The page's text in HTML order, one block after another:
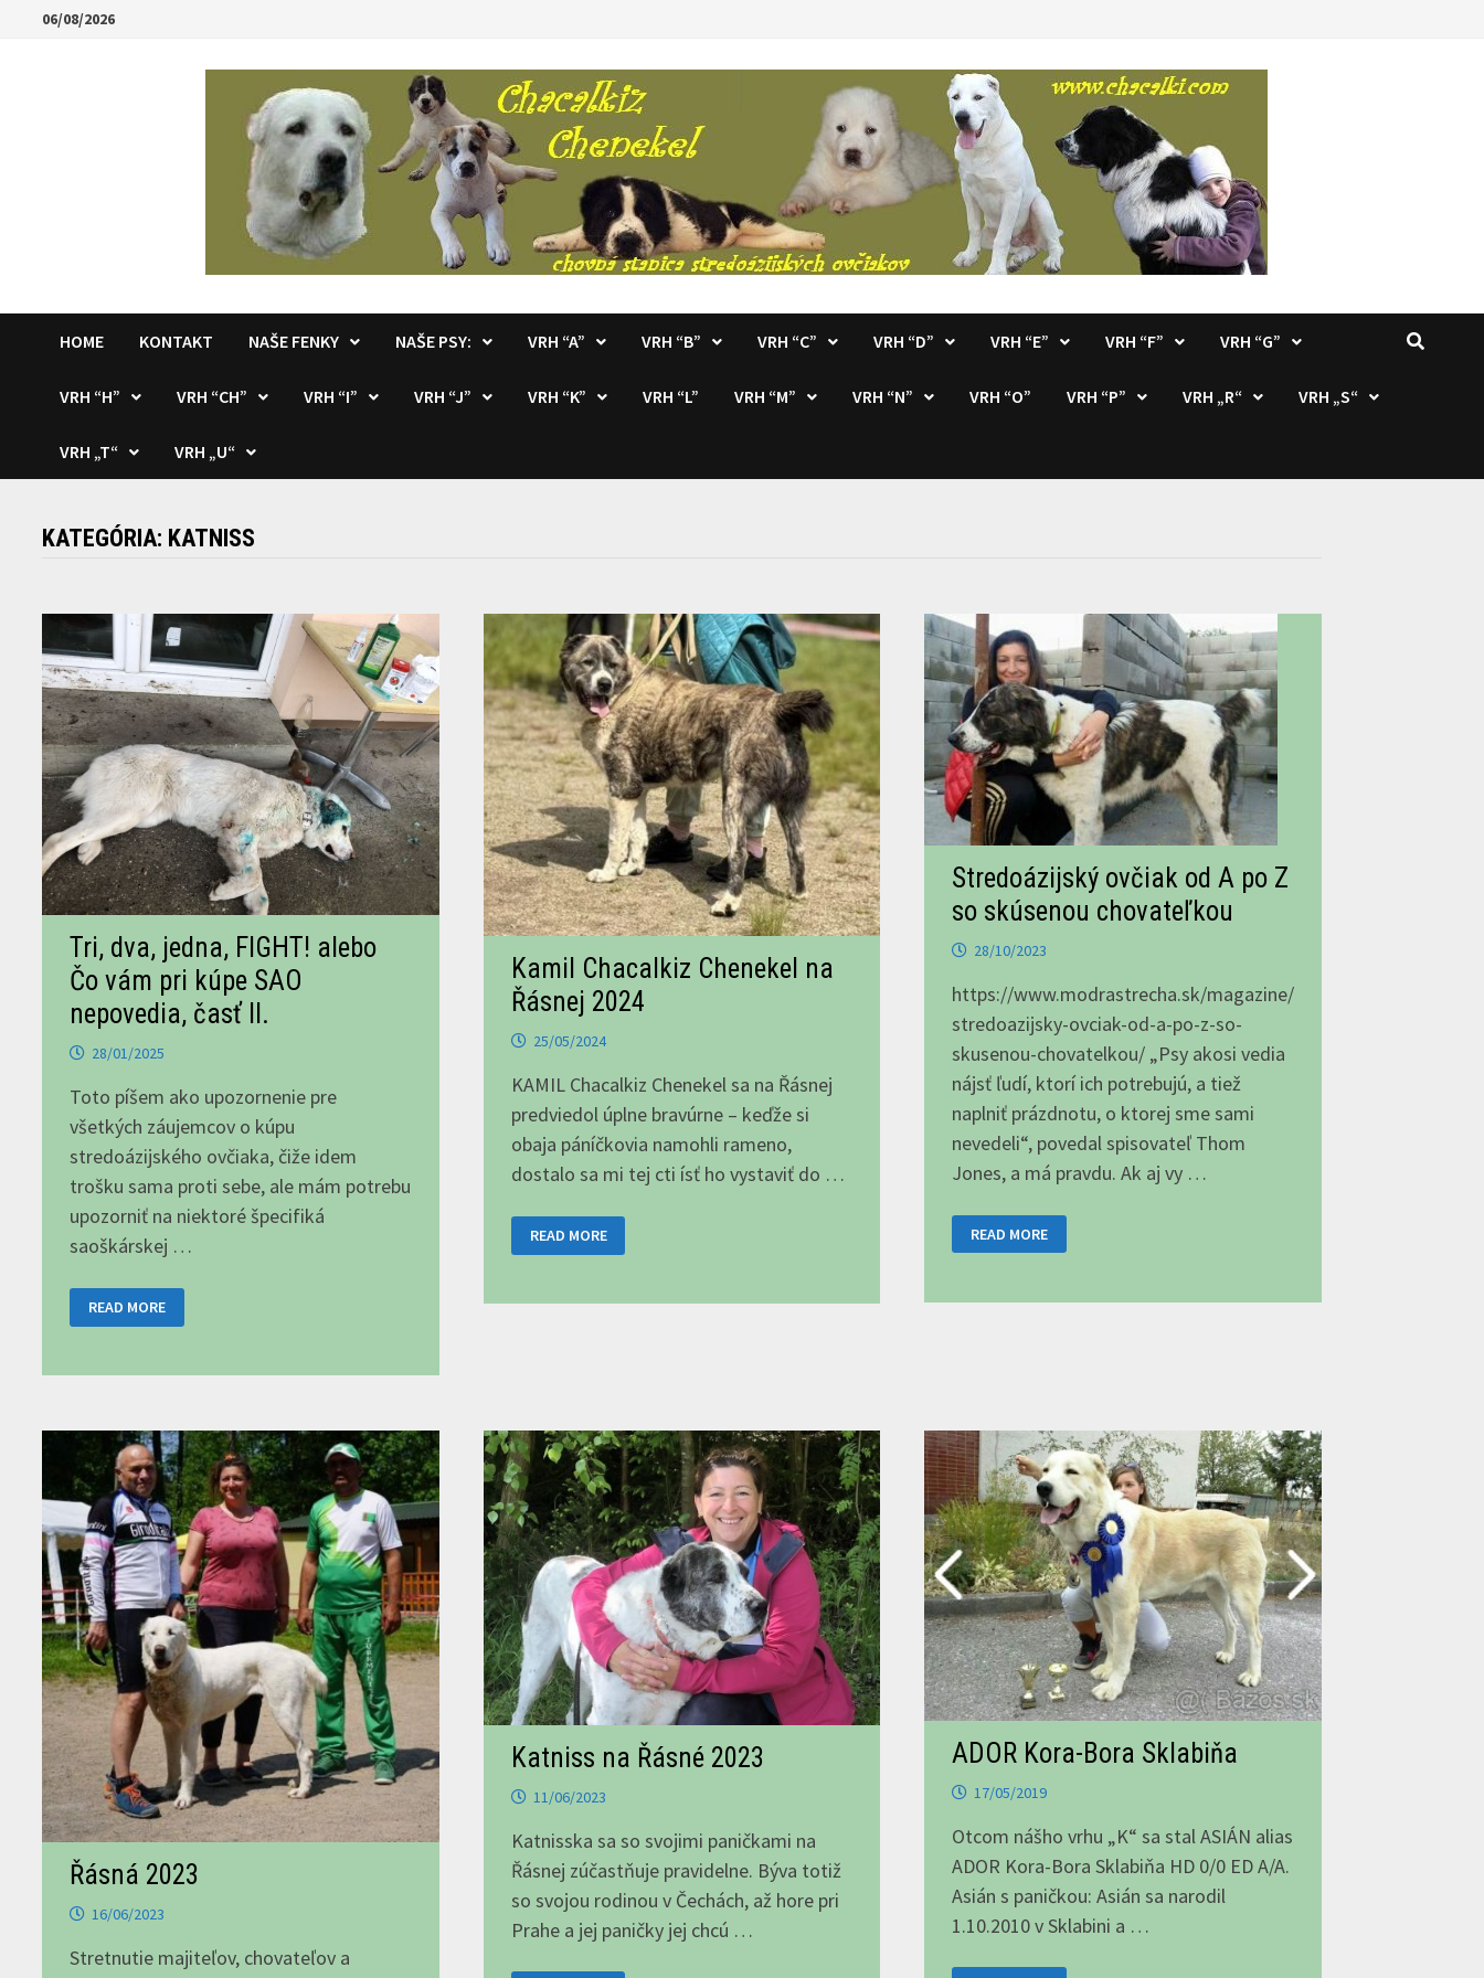
06/08/2026
HOME KONTAKT NAŠE FENKY NAŠE PSY: VRH “A” VRH “B” VRH “C” VRH “D” VRH “E” VRH “F” VRH “G”
VRH “H” VRH “CH” VRH “I” VRH “J” VRH “K” VRH “L” VRH “M” VRH “N” VRH “O” VRH “P” VRH „R“ VRH „S“
VRH „T“ VRH „U“
KATEGÓRIA: KATNISS
Tri, dva, jedna, FIGHT! alebo
Čo vám pri kúpe SAO
nepovedia, časť II.
28/01/2025
Toto píšem ako upozornenie pre
všetkých záujemcov o kúpu
stredoázijského ovčiaka, čiže idem
trošku sama proti sebe, ale mám potrebu
upozorniť na niektoré špecifiká
saoškárskej …
DVA,
JEDNA,
ČO
SAO
NEPOVEDIA,
ČASŤ
II.
READ MORE
Kamil Chacalkiz Chenekel na
Řásnej 2024
25/05/2024
KAMIL Chacalkiz Chenekel sa na Řásnej
predviedol úplne bravúrne – keďže si
obaja páníčkovia namohli rameno,
dostalo sa mi tej cti ísť ho vystaviť do …
CHACALKIZ
CHENEKEL
2024
READ MORE
Stredoázijský ovčiak od A po Z
so skúsenou chovateľkou
28/10/2023
https://www.modrastrecha.sk/magazine/
stredoazijsky-ovciak-od-a-po-z-so-
skusenou-chovatelkou/ „Psy akosi vedia
nájsť ľudí, ktorí ich potrebujú, a tiež
naplniť prázdnotu, o ktorej sme sami
nevedeli“, povedal spisovateľ Thom
Jones, a má pravdu. Ak aj vy …
STREDOÁZIJSKÝ
OVČIAK
OD
Z
READ MORE
Řásná 2023
16/06/2023
Stretnutie majiteľov, chovateľov a
Katniss na Řásné 2023
11/06/2023
Katnisska sa so svojimi paničkami na
Řásnej zúčastňuje pravidelne. Býva totiž
so svojou rodinou v Čechách, až hore pri
Prahe a jej paničky jej chcú …
ADOR Kora-Bora Sklabiňa
17/05/2019
Otcom nášho vrhu „K“ sa stal ASIÁN alias
ADOR Kora-Bora Sklabiňa HD 0/0 ED A/A.
Asián s paničkou: Asián sa narodil
1.10.2010 v Sklabini a …